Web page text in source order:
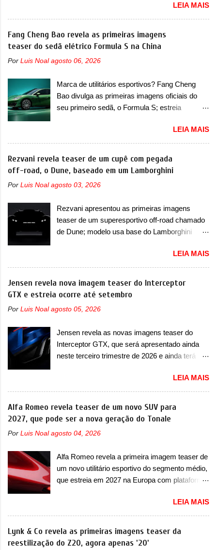
T200, que estreou nos irmãos Pulse e
Fastback. "A Fiat Strada é mais do que uma
picape, é uma verdadeira revolução no
mercado automotivo. Há alguns anos era
improvável pensar que uma picape chagaria ao
Strada fez. Mais do que isso: ela é a prova viva
que time que está ganhando se mexe sim. Ao
longo da sua história, ela...
primeiras imagens teaser de uma mudança
visual para um dos seus menores sedãs
elétricos na China, pertencente à linha Ocean.
Trata-se do Seal 06 EV, lançado no segundo
O modelo agora passará a ser vendido com
que vão atualizá-los para a identidade visual
mais moderna da marca, mas ainda sem
motivos para que essa mudança já seja tão
nada os primeiros consumidores). Pelas
imagens teaser, se percebe que o sedã contará
com um novo para-choque na dianteira. Ele
passa a trazer um vinco horizontal mais
destacado que atravessa toda a dianteira do
faróis. Ele ainda possui um espaço para a placa
novo abaixo do vinco e uma nova entrada de ar
inferio...
LEIA MAIS
Fang Cheng Bao revela as primeiras imagens
teaser do sedã elétrico Formula S na China
Por Luis Noal agosto 06, 2026
Marca de utilitários esportivos? Fang Cheng
Bao divulga as primeiras imagens oficiais do
seu primeiro sedã, o Formula S; estreia
como uma marca com utilitários esportivos, a
Fang Cheng Bao nasceu como uma empresa
voltada a desenvolver utilitários esportivos com
uma pegada mais off-road. E isso funcionou
muito bem com o lançamento dos modelos Bao
5 e Bao 8, além do Tai 3 e Tai 7. Agora, a marca
de... sedãs. Antecipado por imagens teaser, o
Formula S será o primeiro três volumes da
Fang Cheng Bao, que parece se perder na sua
marca divulgou algumas imagens externas e
informações sobre o sedã, que terá seu
lançamento ainda neste ano de 2026. Em
termos de design, o Formula S segue
basicamente as mesmas linhas do conceito
aconteceu no primeiro semestre. Na dianteira, o
sedã conta com faróis mais quadrados e
compactos, com luzes ...
LEIA MAIS
Rezvani revela teaser de um cupê com pegada
off-road, o Dune, baseado em um Lamborghini
Por Luis Noal agosto 03, 2026
Rezvani apresentou as primeiras imagens
teaser de um superesportivo off-road chamado
de Dune; modelo usa base do Lamborghini
apresentou as primeiras imagens teaser de um
novo superesportivo que vai oferecer aos seus
consumidores. Trata-se do Dune, um cupê
superesportivo que terá uma proposta off-road
tiveram, como o Porsche 911 Dakar e o...
italiano tem grande parte no desenvolvimento
do Dune. Baseado no Huracán, o Dune nasce
com uma proposta similar ao que a marca
característico da Rezvani. Junto com as
imagens, a marca já confirmou que o Dune será
um carro muito exclusivo. Ao todo, serão
apenas sete unidades produzidas... para todo
equipado com um motor V10 Supercharger
capaz de desenvolver cerca de 800cv que
separou a performance exótica da aventura i...
LEIA MAIS
Jensen revela nova imagem teaser do Interceptor
GTX e estreia ocorre até setembro
Por Luis Noal agosto 05, 2026
Jensen revela as novas imagens teaser do
Interceptor GTX, que será apresentado ainda
neste terceiro trimestre de 2026 e ainda terá
International Automotive (abreviação de JIA)
apresentou uma nova imagem teaser que
mostra como será o Interceptor GTX, o
esportivo que recolocará a marca no mercado.
O granturismo (GT) apareceu em uma nova
imagem de traseira, onde ele aparece o para-
esportivo será apresentado no terceiro trimestre
de 2026, ou seja, acontecerá entre os meses de
julho e setembro (e já estamos em agosto), ou
o dia 30 de setembro. A marca confirmou que
vai apresentar um "protótipo de pré-produção,
de altíssimo desempenho, exclusivo para
pistas" , que vai antecipar as futuras versões de
LEIA MAIS
Alfa Romeo revela teaser de um novo SUV para
2027, que pode ser a nova geração do Tonale
Por Luis Noal agosto 04, 2026
Alfa Romeo revela a primeira imagem teaser de
um novo utilitário esportivo do segmento médio,
que estreia em 2027 na Europa com plataforma
imagem teaser de um novo utilitário esportivo
da marca italiana, previsto para ser lançado em
meados de 2027. O novo modelo não tem
nome ou se é uma nova geração de um modelo
LEIA MAIS
Lynk & Co revela as primeiras imagens teaser da
reestilização do Z20, agora apenas '20'